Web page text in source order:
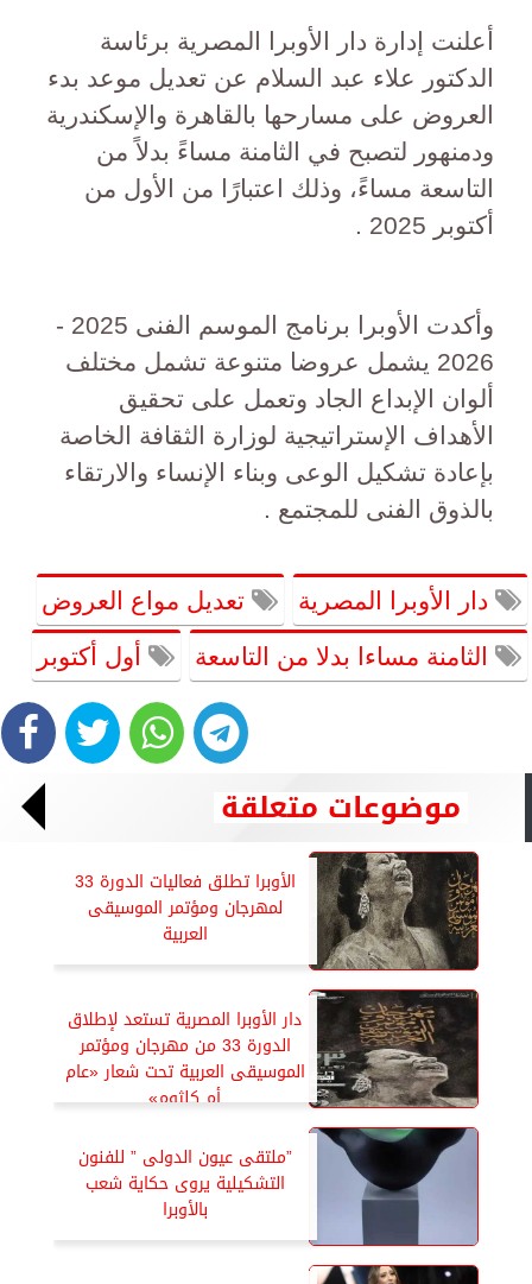
أعلنت إدارة دار الأوبرا المصرية برئاسة
الدكتور علاء عبد السلام عن تعديل موعد بدء
العروض على مسارحها بالقاهرة والإسكندرية
ودمنهور لتصبح في الثامنة مساءً بدلاً من
التاسعة مساءً، وذلك اعتبارًا من الأول من
أكتوبر 2025 .
وأكدت الأوبرا برنامج الموسم الفنى 2025 -
2026 يشمل عروضا متنوعة تشمل مختلف
ألوان الإبداع الجاد وتعمل على تحقيق
الأهداف الإستراتيجية لوزارة الثقافة الخاصة
بإعادة تشكيل الوعى وبناء الإنساء والارتقاء
بالذوق الفنى للمجتمع .
دار الأوبرا المصرية تعديل مواع العروض
الثامنة مساءا بدلا من التاسعة أول أكتوبر
موضوعات متعلقة
الأوبرا تطلق فعاليات الدورة 33
لمهرجان ومؤتمر الموسيقى
العربية
دار الأوبرا المصرية تستعد لإطلاق
الدورة 33 من مهرجان ومؤتمر
الموسيقى العربية تحت شعار «عام
أم كلثوم»
”ملتقى عيون الدولى ” للفنون
التشكيلية يروى حكاية شعب
بالأوبرا